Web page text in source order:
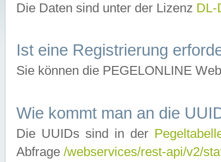
Die Daten sind unter der Lizenz
Ist eine Registrierung
Sie können die PEGELONLINE
Wie kommt man an die
Die UUIDs sind in der
Abfrage /webservices/rest-api/v2/